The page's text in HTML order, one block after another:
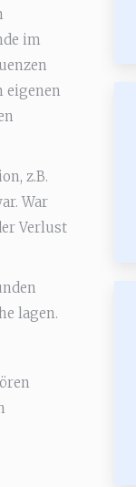
im
eigenen
z.B.
War
Verlust
lagen.